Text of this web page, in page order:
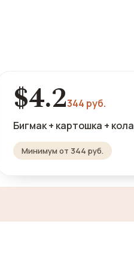
$4.2344 руб.
Бигмак + картошка + кола
Минимум от 344 руб.